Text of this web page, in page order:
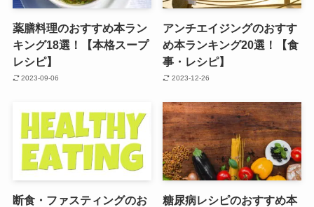
薬膳料理のおすすめ本ラン
キング18選！【本格スープ
レシピ】
2023-09-06
アンチエイジングのおすす
め本ランキング20選！【食
事・レシピ】
2023-12-26
断食・ファスティングのお
糖尿病レシピのおすすめ本